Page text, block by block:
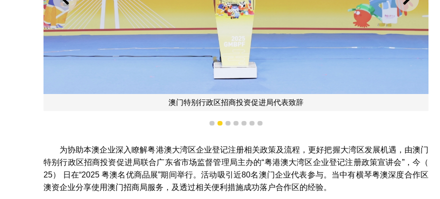
上一则 下一则
澳门特别行政区招商投资促进局代表致辞
1 2 3 4 5 6 7
为协助本澳企业深入瞭解粤港澳大湾区企业登记注册相关政策及流程，更好把握大湾区发展机遇，由澳门
特别行政区招商投资促进局联合广东省市场监督管理局主办的“粤港澳大湾区企业登记注册政策宣讲会”，今（
25） 日在“2025 粤澳名优商品展”期间举行。活动吸引近80名澳门企业代表参与。当中有横琴粤澳深度合作区
澳资企业分享使用澳门招商局服务，及透过相关便利措施成功落户合作区的经验。